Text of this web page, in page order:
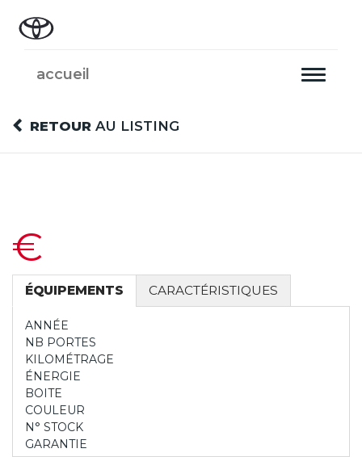
Toggle
accueil
RETOUR AU LISTING
€
ÉQUIPEMENTS CARACTÉRISTIQUES
ANNÉE
NB PORTES
KILOMÉTRAGE
ÉNERGIE
BOITE
COULEUR
N° STOCK
GARANTIE